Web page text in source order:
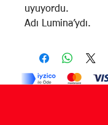
uyuyordu.
Adı Lumina’ydı.